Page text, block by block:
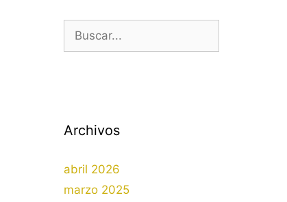
Buscar:
Archivos
abril 2026
marzo 2025